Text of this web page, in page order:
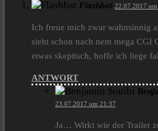
Flashbat 22.07.2017
Ich freue mich zwar wahnsinnig
sieht schon nach nem mega CGI
etwas skeptisch, hoffe ich liege
ANTWORT
23.07.2017 um 21:37
Ja… Wirkt wie der Trailer